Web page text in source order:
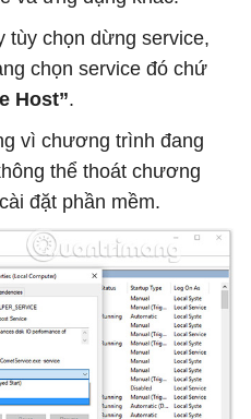
tùy chọn dừng service,
chọn service đó chứ
Host”.
vì chương trình đang
thể thoát chương
đặt phần mềm.